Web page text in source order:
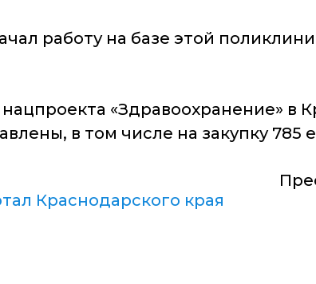
работу на базе этой
«Здравоохранение» в
в том числе на закупку
Краснодарского края